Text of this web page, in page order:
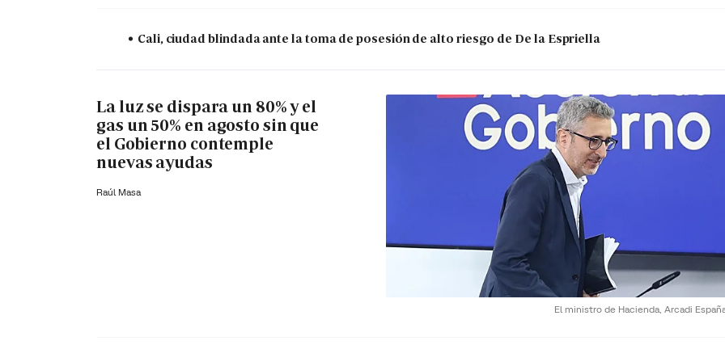
Cali, ciudad blindada ante la toma de posesión de alto riesgo de De la Espriella
El ministro de Hacienda, Arcadi
La luz se dispara un 80% y el
gas un 50% en agosto sin que
el Gobierno contemple
nuevas ayudas
Raúl Masa